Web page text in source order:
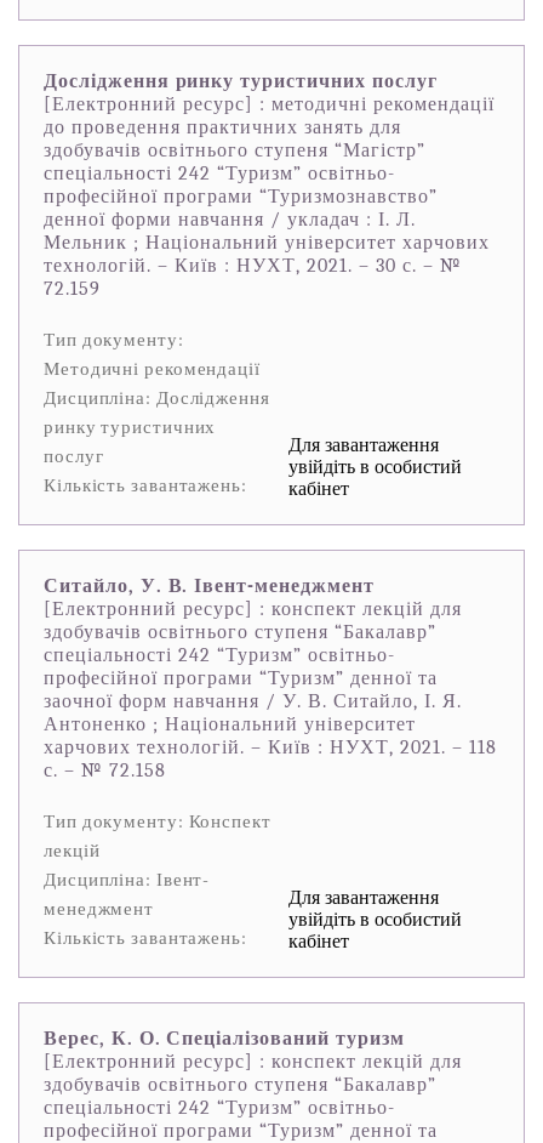
Дослідження ринку туристичних послуг
[Електронний ресурс] : методичні рекомендації
до проведення практичних занять для
здобувачів освітнього ступеня “Магістр”
спеціальності 242 “Туризм” освітньо-
професійної програми “Туризмознавство”
денної форми навчання / укладач : І. Л.
Мельник ; Національний університет харчових
технологій. – Київ : НУХТ, 2021. – 30 с. – №
72.159
Тип документу:
Методичні рекомендації
Дисципліна: Дослідження
ринку туристичних
послуг
Кількість завантажень:
Для завантаження
увійдіть в особистий
кабінет
Ситайло, У. В. Івент-менеджмент
[Електронний ресурс] : конспект лекцій для
здобувачів освітнього ступеня “Бакалавр”
спеціальності 242 “Туризм” освітньо-
професійної програми “Туризм” денної та
заочної форм навчання / У. В. Ситайло, І. Я.
Антоненко ; Національний університет
харчових технологій. – Київ : НУХТ, 2021. – 118
с. – № 72.158
Тип документу: Конспект
лекцій
Дисципліна: Івент-
менеджмент
Кількість завантажень:
Для завантаження
увійдіть в особистий
кабінет
Верес, К. О. Спеціалізований туризм
[Електронний ресурс] : конспект лекцій для
здобувачів освітнього ступеня “Бакалавр”
спеціальності 242 “Туризм” освітньо-
професійної програми “Туризм” денної та